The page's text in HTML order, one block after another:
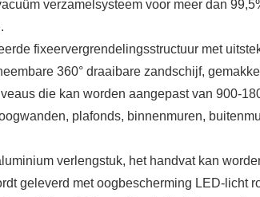
verzamelsysteem voor meer dan
fixeervergrendelingsstructuur met
360° draaibare zandschijf,
die kan worden aangepast van 900-
plafonds, binnenmuren,
verlengstuk, het handvat kan
geleverd met oogbescherming LED-licht